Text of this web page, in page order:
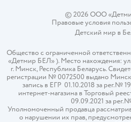
© 2026 ООО
Правовые условия
Детский мир в
Общество с ограниченной
«Детмир БЕЛ» ). Место нахождения: ул.
г. Минск, Республика Беларусь.
регистрации № 0072500 выдано
запись в ЕГР 01.10.2018 за рег.№
интернет-магазина в Торговый
09.09.2021 за
Уполномоченный продавца
о нарушении их прав,